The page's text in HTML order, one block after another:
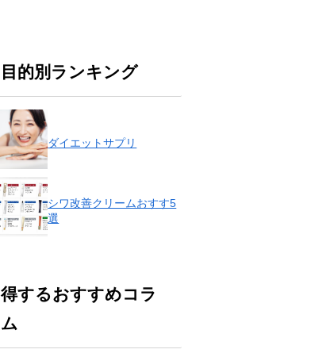
目的別ランキング
ダイエットサプリ
シワ改善クリームおすす5
選
得するおすすめコラ
ム